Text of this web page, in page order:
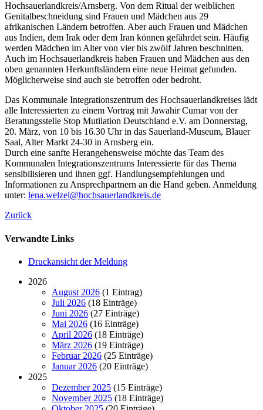
Hochsauerlandkreis/Arnsberg. Von dem Ritual der weiblichen
Genitalbeschneidung sind Frauen und Mädchen aus 29
afrikanischen Ländern betroffen. Aber auch Frauen und Mädchen
aus Indien, dem Irak oder dem Iran können gefährdet sein. Häufig
werden Mädchen im Alter von vier bis zwölf Jahren beschnitten.
Auch im Hochsauerlandkreis haben Frauen und Mädchen aus den
oben genannten Herkunftsländern eine neue Heimat gefunden.
Möglicherweise sind auch sie betroffen oder bedroht.
Das Kommunale Integrationszentrum des Hochsauerlandkreises lädt
alle Interessierten zu einem Vortrag mit Jawahir Cumar von der
Beratungsstelle Stop Mutilation Deutschland e.V. am Donnerstag,
20. März, von 10 bis 16.30 Uhr in das Sauerland-Museum, Blauer
Saal, Alter Markt 24-30 in Arnsberg ein.
Durch eine sanfte Herangehensweise möchte das Team des
Kommunalen Integrationszentrums Interessierte für das Thema
sensibilisieren und ihnen ggf. Handlungsempfehlungen und
Informationen zu Ansprechpartnern an die Hand geben. Anmeldung
unter: lena.welzel@hochsauerlandkreis.de
Zurück
Verwandte Links
Druckansicht der Meldung
2026
August 2026 (1 Eintrag)
Juli 2026 (18 Einträge)
Juni 2026 (27 Einträge)
Mai 2026 (16 Einträge)
April 2026 (18 Einträge)
März 2026 (19 Einträge)
Februar 2026 (25 Einträge)
Januar 2026 (20 Einträge)
2025
Dezember 2025 (15 Einträge)
November 2025 (18 Einträge)